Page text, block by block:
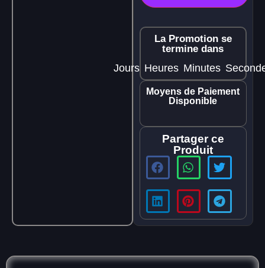
La Promotion se
termine dans
Jours Heures Minutes
Moyens de Paiement
Disponible
Partager ce
Produit